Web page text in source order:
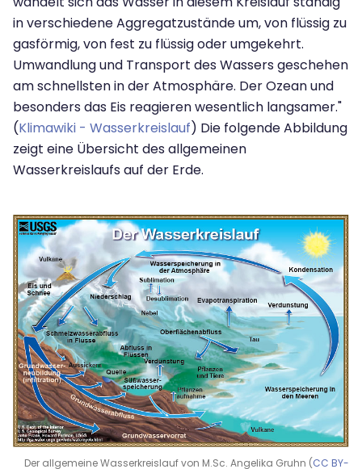
in verschiedene Aggregatzustände um, von flüssig zu
gasförmig, von fest zu flüssig oder umgekehrt.
Umwandlung und Transport des Wassers geschehen
am schnellsten in der Atmosphäre. Der Ozean und
besonders das Eis reagieren wesentlich langsamer."
(Klimawiki - Wasserkreislauf) Die folgende Abbildung
zeigt eine Übersicht des allgemeinen
Wasserkreislaufs auf der Erde.
Der allgemeine Wasserkreislauf von M.Sc. Angelika Gruhn (CC BY-